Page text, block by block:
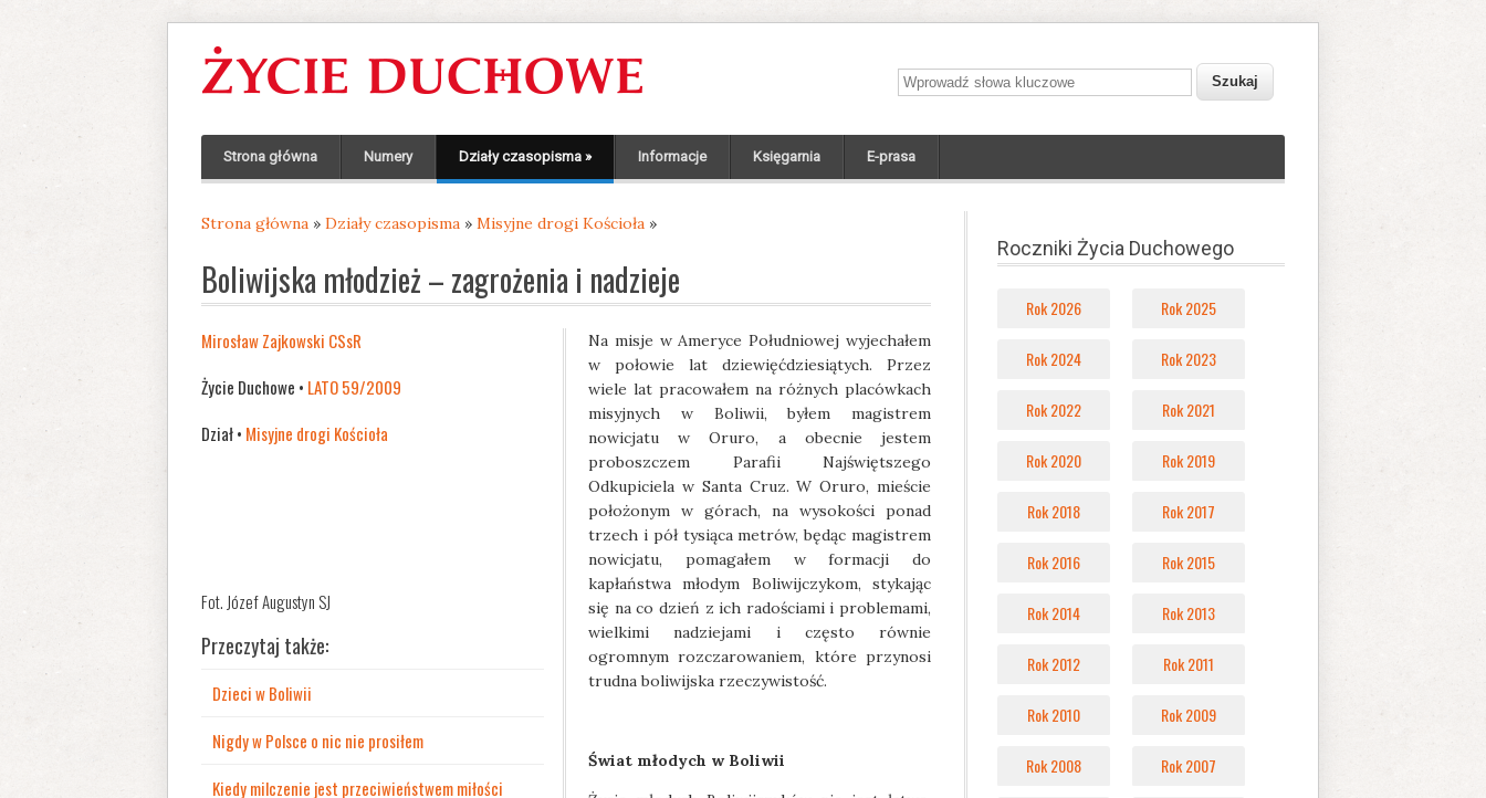
Wprowadź słowa kluczowe
Strona główna Numery Działy czasopisma » Informacje Księgarnia E-prasa
Jesteś tutaj
Strona główna » Działy czasopisma » Misyjne drogi Kościoła »
Boliwijska młodzież – zagrożenia i nadzieje
Mirosław Zajkowski CSsR
Życie Duchowe • LATO 59/2009
Dział • Misyjne drogi Kościoła
Fot. Józef Augustyn SJ
Przeczytaj także:
Dzieci w Boliwii
Nigdy w Polsce o nic nie prosiłem
Kiedy milczenie jest przeciwieństwem miłości
Na misje w Ameryce Południowej wyjechałem
w połowie lat dziewięćdziesiątych. Przez
wiele lat pracowałem na różnych placówkach
misyjnych w Boliwii, byłem magistrem
nowicjatu w Oruro, a obecnie jestem
proboszczem Parafii Najświętszego
Odkupiciela w Santa Cruz. W Oruro, mieście
położonym w górach, na wysokości ponad
trzech i pół tysiąca metrów, będąc magistrem
nowicjatu, pomagałem w formacji do
kapłaństwa młodym Boliwijczykom, stykając
się na co dzień z ich radościami i problemami,
wielkimi nadziejami i często równie
ogromnym rozczarowaniem, które przynosi
trudna boliwijska rzeczywistość.
Świat młodych w Boliwii
Roczniki Życia Duchowego
Rok 2026 Rok 2025
Rok 2024 Rok 2023
Rok 2022 Rok 2021
Rok 2020 Rok 2019
Rok 2018 Rok 2017
Rok 2016 Rok 2015
Rok 2014 Rok 2013
Rok 2012 Rok 2011
Rok 2010 Rok 2009
Rok 2008 Rok 2007